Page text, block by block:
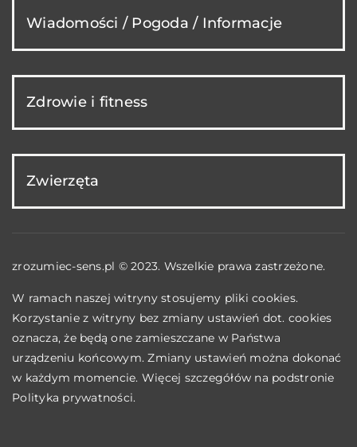
Wiadomości / Pogoda / Informacje
Zdrowie i fitness
Zwierzęta
zrozumiec-sens.pl © 2023. Wszelkie prawa zastrzeżone.
W ramach naszej witryny stosujemy pliki cookies.
Korzystanie z witryny bez zmiany ustawień dot. cookies
oznacza, że będą one zamieszczane w Państwa
urządzeniu końcowym. Zmiany ustawień można dokonać
w każdym momencie. Więcej szczegółów na podstronie
Polityka prywatności.